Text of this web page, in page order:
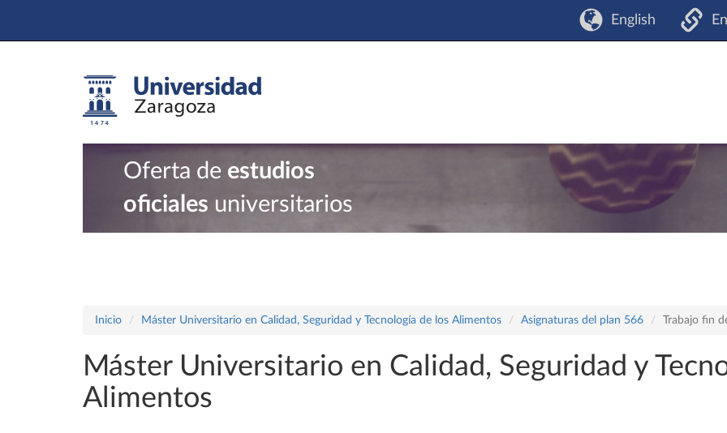
English
Oferta de estudios
oficiales universitarios
Inicio Máster Universitario en Calidad, Seguridad y Tecnología de los Alimentos Asignaturas del plan 566 Trabajo fin
Máster Universitario en Calidad, Seguridad y
Alimentos